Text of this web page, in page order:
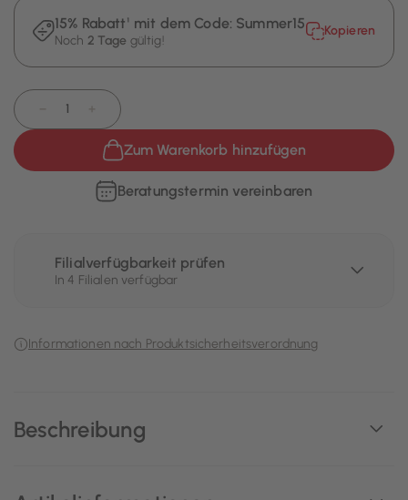
Beschreibung
15% Rabatt¹ mit dem Code: Summer15
Noch 2 Tage gültig!
Kopieren
Zum Warenkorb hinzufügen
Beratungstermin vereinbaren
Filialverfügbarkeit prüfen
In 4 Filialen verfügbar
Informationen nach Produktsicherheitsverordnung